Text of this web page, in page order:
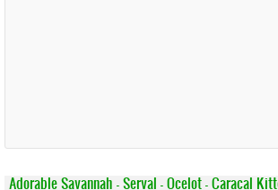
Adorable Savannah - Serval - Ocelot - Caracal